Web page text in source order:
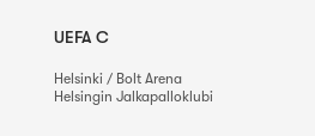
UEFA C
Helsinki / Bolt Arena
Helsingin Jalkapalloklubi